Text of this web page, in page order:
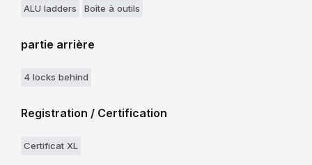
ALU ladders Boîte à outils
partie arrière
4 locks behind
Registration / Certification
Certificat XL